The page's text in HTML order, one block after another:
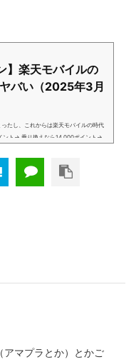
】楽天モバイルの
バい（2025年3月
たし、これからは楽天モバイルの時代
ント→ 乗り換えなら14,000ポイント→
。■キャンペーン概要三木谷社長の特
アマプラとか）とかご